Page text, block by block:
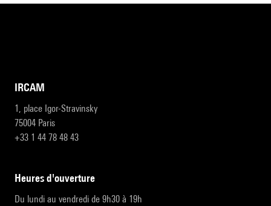
IRCAM
1, place Igor-Stravinsky
75004 Paris
+33 1 44 78 48 43
heures d'ouverture
Du lundi au vendredi de 9h30 à 19h